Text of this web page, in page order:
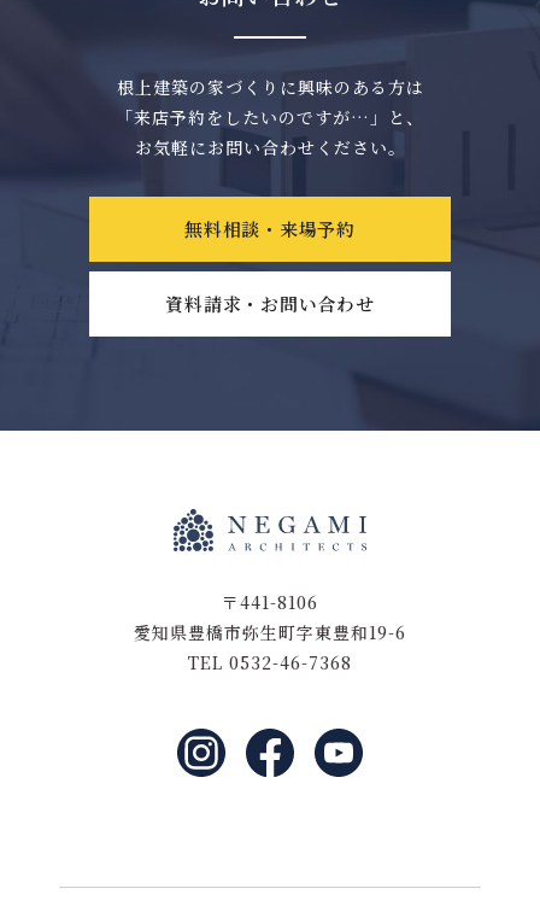
根上建築の家づくりに興味のある方は
「来店予約をしたいのですが…」と、
お気軽にお問い合わせください。
無料相談・来場予約
資料請求・お問い合わせ
〒441-8106
愛知県豊橋市弥生町字東豊和19-6
TEL 0532-46-7368